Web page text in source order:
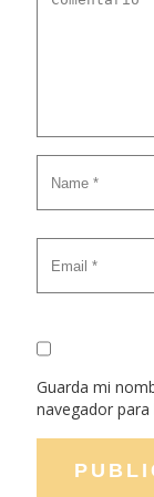
Guarda mi
navegador